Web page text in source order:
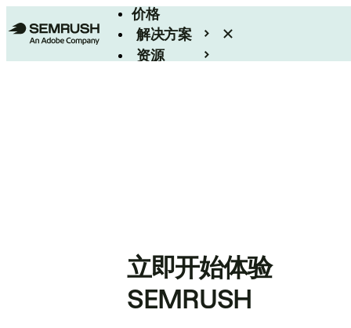
价格
解决方案
资源
立即开始体验
SEMRUSH